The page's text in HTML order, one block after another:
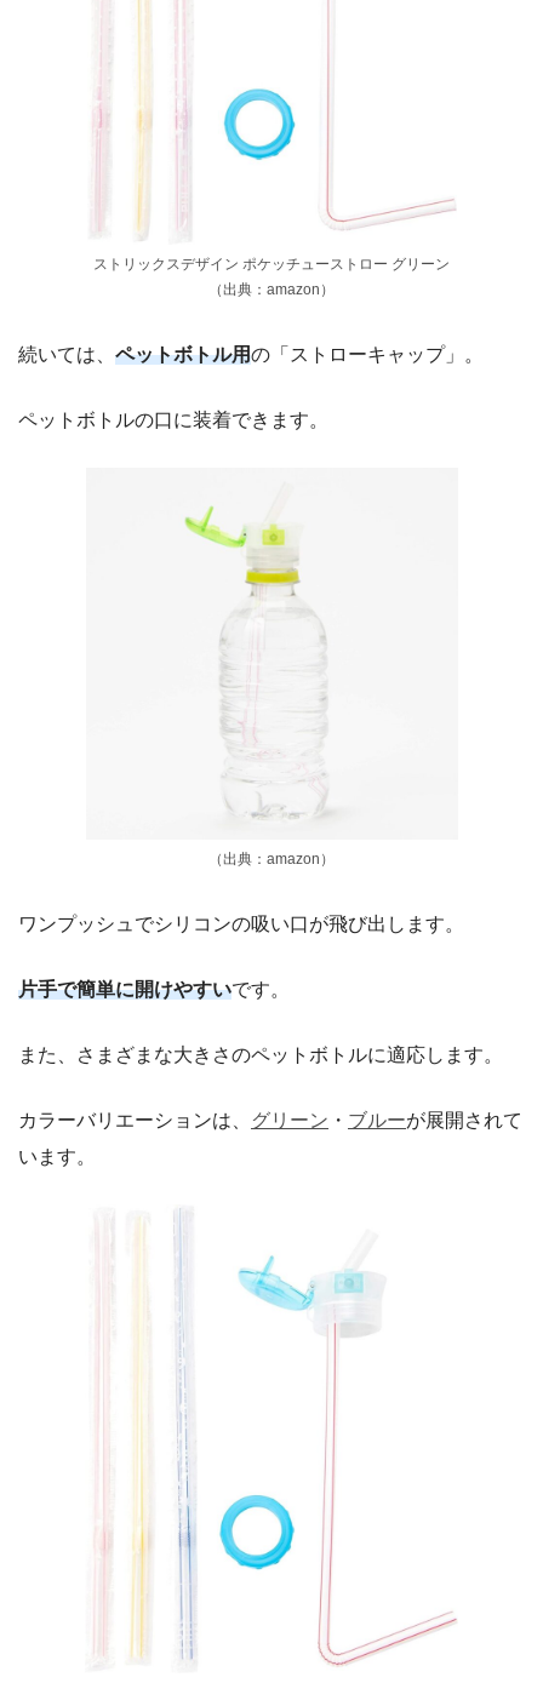
ストリックスデザイン ポケッチューストロー グリーン
（出典：amazon）
続いては、 ペットボトル用の「ストローキャップ」。
ペットボトルの口に装着できます。
（出典：amazon）
ワンプッシュでシリコンの吸い口が飛び出します。
片手で簡単に開けやすいです。
また、さまざまな大きさのペットボトルに適応します。
カラーバリエーションは、 グリーン ・ ブルーが展開されて
います。